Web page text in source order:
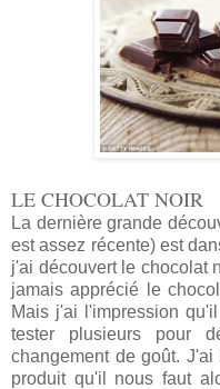
LE CHOCOLAT NOIR
La dernière grande
est assez récente) est
j'ai découvert le chocolat
jamais apprécié le
Mais j'ai l'impression
tester plusieurs pour
changement de goût.
produit qu'il nous faut